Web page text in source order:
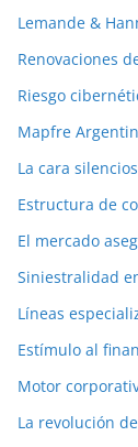
Lemande &
Renovaciones
Riesgo
Mapfre
La cara
Estructura de
El mercado
Siniestralidad
Líneas
Estímulo al
Motor
La revolución